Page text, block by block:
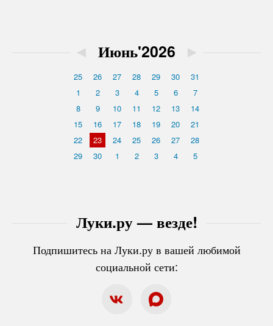
Луки.ру — везде!
Подпишитесь на Луки.ру в вашей любимой
социальной сети:
◄ Июнь'2026 ►
25 26 27 28 29 30
31
1
2 3 4 5 6
7
8
9 10 11 12 13
14
15
16 17 18 19 20
21
22
23 24 25 26 27
28
29
30 1 2 3 4 5